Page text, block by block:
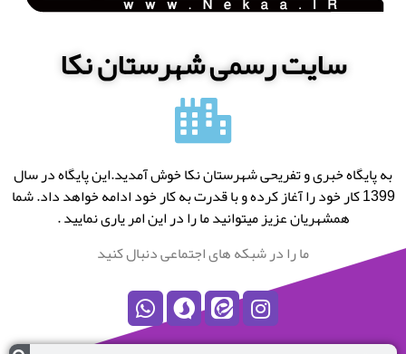
سایت رسمی شهرستان نکا
به پایگاه خبری و تفریحی شهرستان نکا خوش آمدید.این پایگاه در سال
1399 کار خود را آغاز کرده و با قدرت به کار خود ادامه خواهد داد. شما
همشهریان عزیز میتوانید ما را در این امر یاری نمایید .
ما را در شبکه های اجتماعی دنبال کنید